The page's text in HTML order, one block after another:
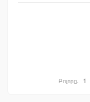
Բոլորը. 1